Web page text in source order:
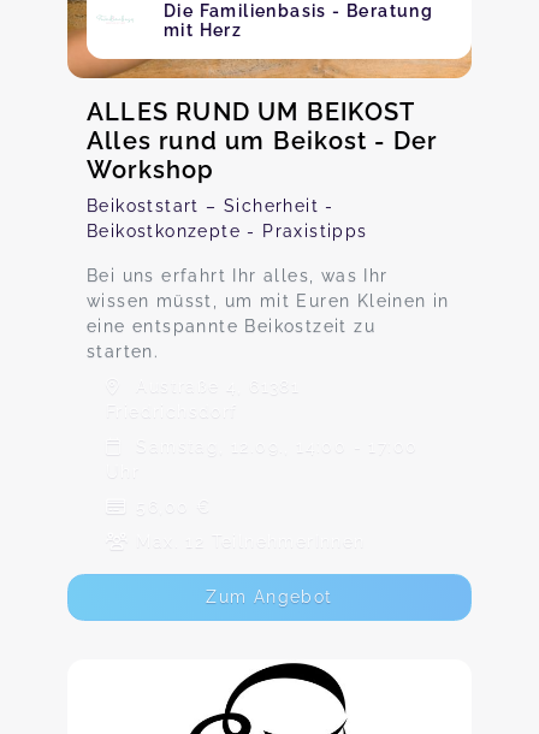
Die Familienbasis - Beratung
mit Herz
ALLES RUND UM BEIKOST
Alles rund um Beikost - Der
Workshop
Beikoststart – Sicherheit -
Beikostkonzepte - Praxistipps
Bei uns erfahrt Ihr alles, was Ihr
wissen müsst, um mit Euren Kleinen in
eine entspannte Beikostzeit zu
starten.
Austraße 4, 61381
Friedrichsdorf
Samstag, 12.09., 14:00 - 17:00
56,00 €
Max. 12 TeilnehmerInnen
Zum Angebot